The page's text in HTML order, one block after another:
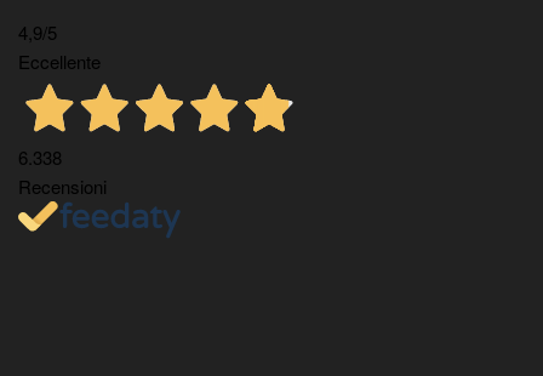
4,9/5
Eccellente
6.338
Recensioni